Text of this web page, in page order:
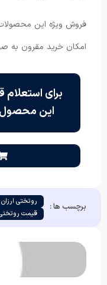
فروش ویژه این
امکان خرید مقرون به
برای
این محصول
برچسب ها : روتختی ارزان
قیمت